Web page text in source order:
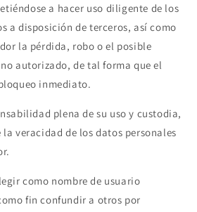
a hacer uso diligente de los
a disposición de terceros, así como
la pérdida, robo o el posible
autorizado, de tal forma que el
inmediato.
plena de su uso y custodia,
la veracidad de los datos personales
como nombre de usuario
fin confundir a otros por